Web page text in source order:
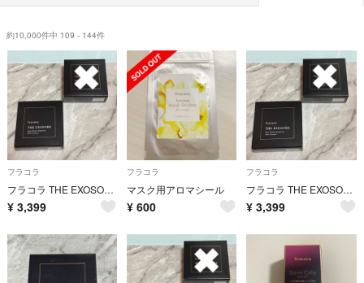
約10,000件中 109 - 144件
フラコラ
フラコラ THE EXOSOME デイカバーエッセンス メッシュコンパクト
¥ 3,399
フラコラ
マスク用アロマシール
¥ 600
フラコラ
フラコラ THE EXOSOME デイカバーエッセンス メッシュコンパクト
¥ 3,399